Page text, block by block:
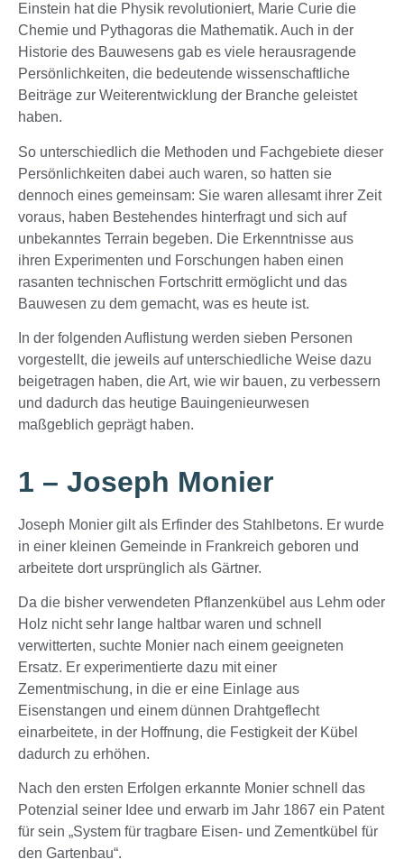
Einstein hat die Physik revolutioniert, Marie Curie die
Chemie und Pythagoras die Mathematik. Auch in der
Historie des Bauwesens gab es viele herausragende
Persönlichkeiten, die bedeutende wissenschaftliche
Beiträge zur Weiterentwicklung der Branche geleistet
haben.
So unterschiedlich die Methoden und Fachgebiete dieser
Persönlichkeiten dabei auch waren, so hatten sie
dennoch eines gemeinsam: Sie waren allesamt ihrer Zeit
voraus, haben Bestehendes hinterfragt und sich auf
unbekanntes Terrain begeben. Die Erkenntnisse aus
ihren Experimenten und Forschungen haben einen
rasanten technischen Fortschritt ermöglicht und das
Bauwesen zu dem gemacht, was es heute ist.
In der folgenden Auflistung werden sieben Personen
vorgestellt, die jeweils auf unterschiedliche Weise dazu
beigetragen haben, die Art, wie wir bauen, zu verbessern
und dadurch das heutige Bauingenieurwesen
maßgeblich geprägt haben.
1 – Joseph Monier
Joseph Monier gilt als Erfinder des Stahlbetons. Er wurde
in einer kleinen Gemeinde in Frankreich geboren und
arbeitete dort ursprünglich als Gärtner.
Da die bisher verwendeten Pflanzenkübel aus Lehm oder
Holz nicht sehr lange haltbar waren und schnell
verwitterten, suchte Monier nach einem geeigneten
Ersatz. Er experimentierte dazu mit einer
Zementmischung, in die er eine Einlage aus
Eisenstangen und einem dünnen Drahtgeflecht
einarbeitete, in der Hoffnung, die Festigkeit der Kübel
dadurch zu erhöhen.
Nach den ersten Erfolgen erkannte Monier schnell das
Potenzial seiner Idee und erwarb im Jahr 1867 ein Patent
für sein „System für tragbare Eisen- und Zementkübel für
den Gartenbau“.